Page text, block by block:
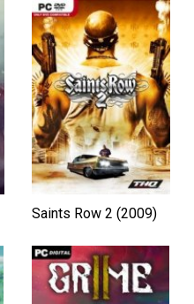
Saints Row 2 (2009)